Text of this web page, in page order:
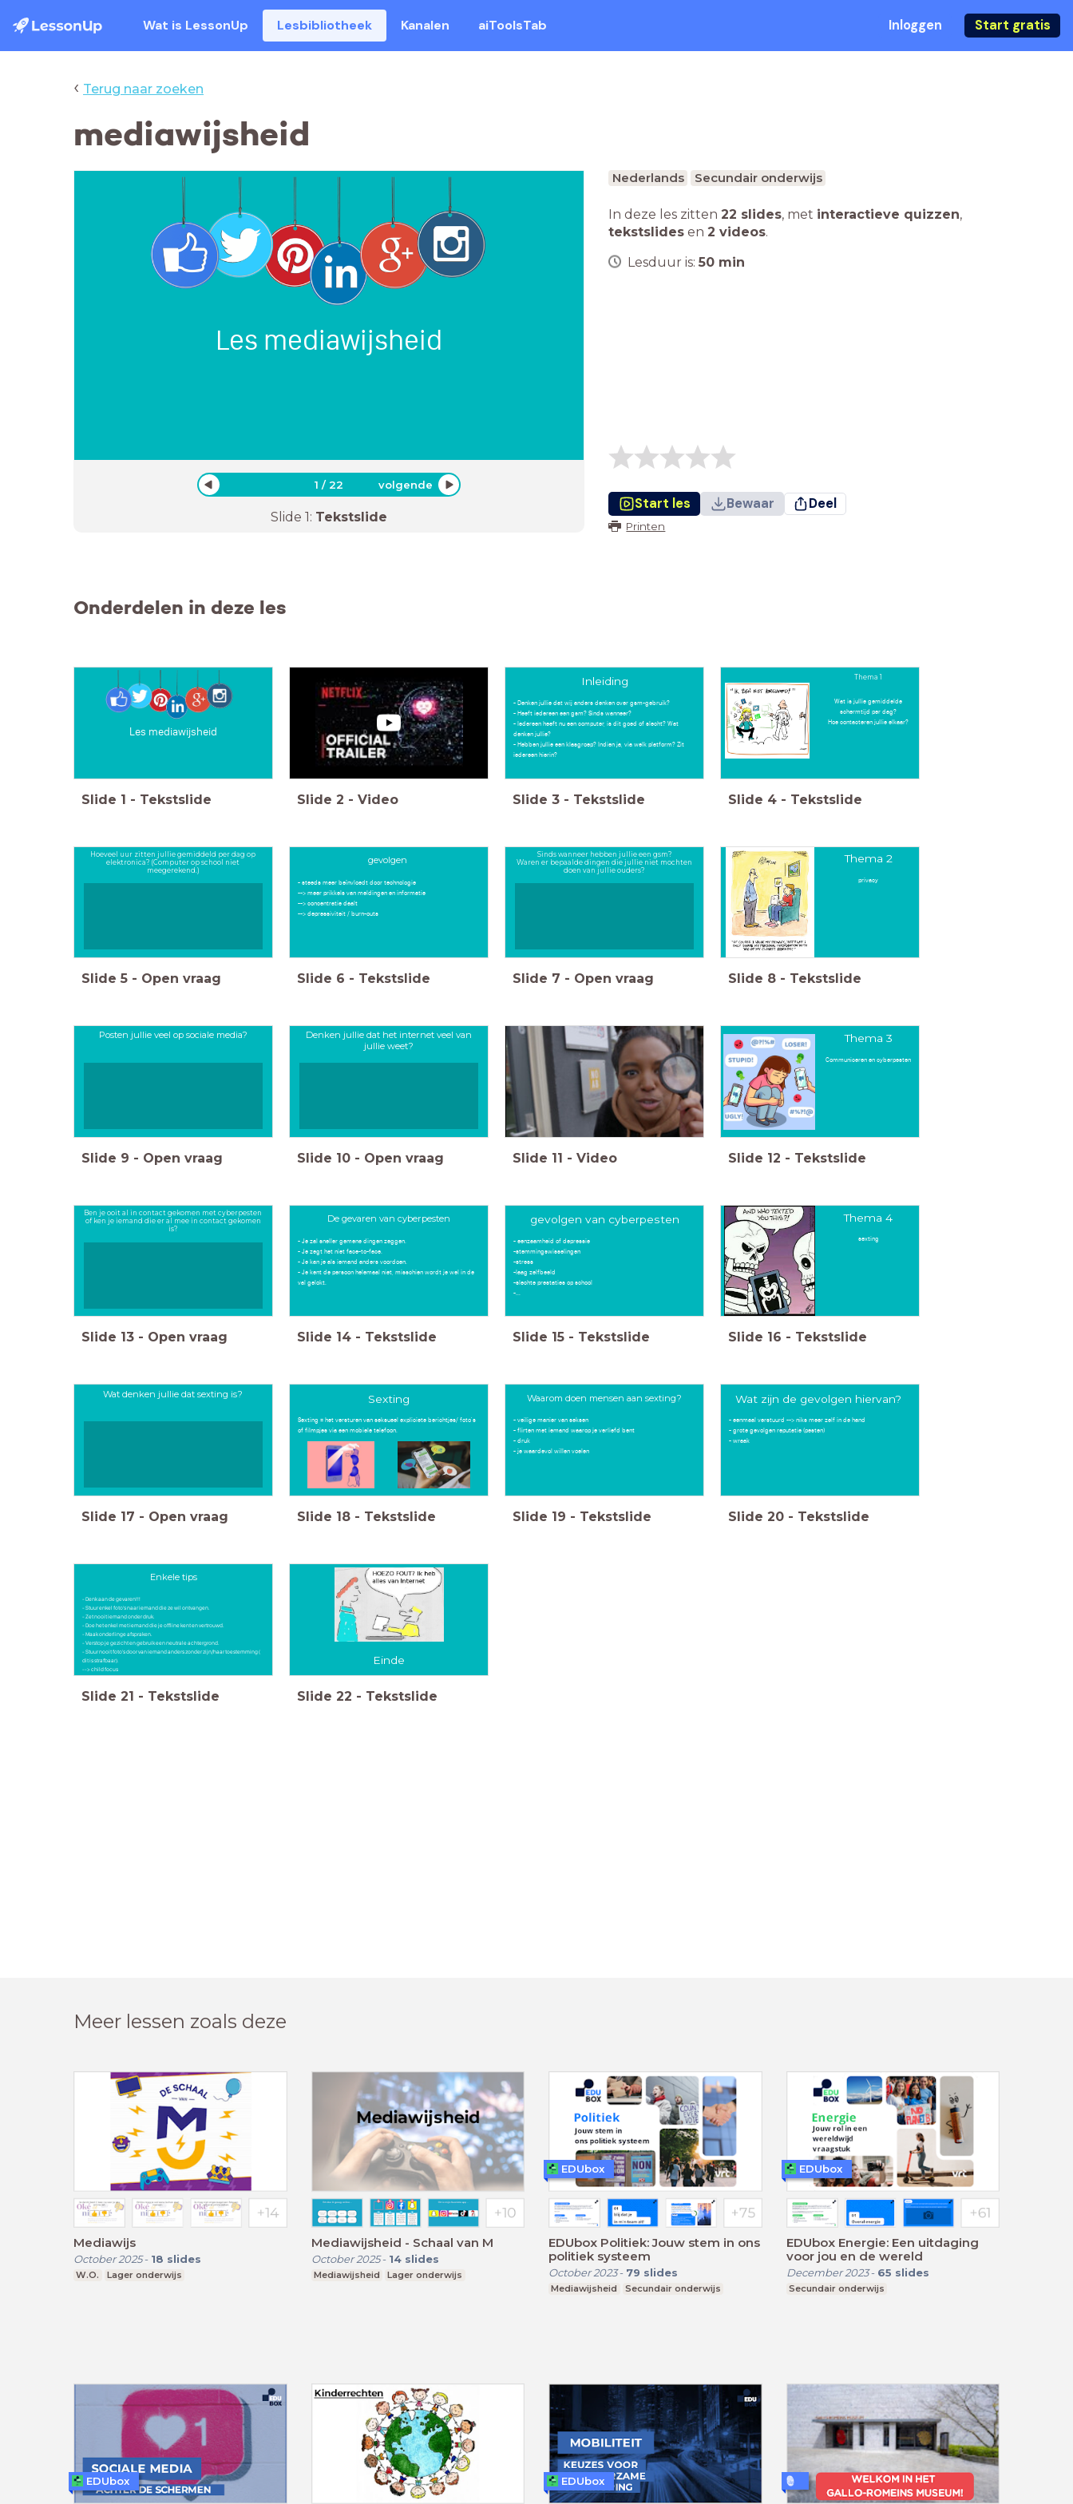
Wat is LessonUp Lesbibliotheek Kanalen aiToolsTab Inloggen Start gratis
‹ Terug naar zoeken
mediawijsheid
Les mediawijsheid
1 /22 volgende
Slide 1: Tekstslide
Nederlands Secundair onderwijs
In deze les zitten 22 slides, met interactieve quizzen,
tekstslides en 2 videos.
Lesduur is: 50 min
Start les Bewaar Deel
Printen
Onderdelen in deze les
Les mediawijsheid
Slide 1 - Tekstslide Slide 2 - Video
Inleiding
- Denken jullie dat wij anders denken over gsm-gebruik?
- Heeft iedereen een gsm? Sinds wanneer?
- Iedereen heeft nu een computer, is dit goed of slecht? Wat
denken jullie?
- Hebben jullie een klasgroep? Indien ja, via welk platform? Zit
iedereen hierin?
Slide 3 - Tekstslide
Thema 1
Wat is jullie gemiddelde
schermtijd per dag?
Hoe contacteren jullie elkaar?
Slide 4 - Tekstslide
Hoeveel uur zitten jullie gemiddeld per dag op
elektronica? (Computer op school niet
meegerekend.)
Slide 5 - Open vraag
gevolgen
- steeds meer beïnvloedt door technologie
--> meer prikkels van meldingen en informatie
--> concentratie daalt
--> depressiviteit / burn-outs
Slide 6 - Tekstslide
Sinds wanneer hebben jullie een gsm?
Waren er bepaalde dingen die jullie niet mochten
doen van jullie ouders?
Slide 7 - Open vraag
Thema 2
privacy
Slide 8 - Tekstslide
Posten jullie veel op sociale media?
Slide 9 - Open vraag
Denken jullie dat het internet veel van
jullie weet?
Slide 10 - Open vraag Slide 11 - Video
Thema 3
Communiceren en cyberpesten
Slide 12 - Tekstslide
Ben je ooit al in contact gekomen met cyberpesten
of ken je iemand die er al mee in contact gekomen
is?
Slide 13 - Open vraag
De gevaren van cyberpesten
- Je zal sneller gemene dingen zeggen.
- Je zegt het niet face-to-face.
- Je kan je als iemand anders voordoen.
- Je kent de persoon helemaal niet, misschien wordt je wel in de
val gelokt.
Slide 14 - Tekstslide
gevolgen van cyberpesten
- eenzaamheid of depressie
-stemmingswisselingen
-stress
-laag zelfbeeld
-slechte prestaties op school
-...
Slide 15 - Tekstslide
Thema 4
sexting
Slide 16 - Tekstslide
Wat denken jullie dat sexting is?
Slide 17 - Open vraag
Sexting
Sexting = het versturen van seksueel expliciete berichtjes/ foto's
of filmpjes via een mobiele telefoon.
Slide 18 - Tekstslide
Waarom doen mensen aan sexting?
- veilige manier van seksen
- flirten met iemand waarop je verliefd bent
- druk
- je waardevol willen voelen
Slide 19 - Tekstslide
Wat zijn de gevolgen hiervan?
- eenmaal verstuurd --> niks meer zelf in de hand
- grote gevolgen reputatie (pesten)
- wraak
Slide 20 - Tekstslide
Enkele tips
- Denk aan de gevaren!!!
- Stuur enkel foto's naar iemand die ze wil ontvangen.
- Zet nooit iemand onder druk.
- Doe het enkel met iemand die je offline kent en vertrouwd.
- Maak onderlinge afspraken.
- Verstop je gezicht en gebruik een neutrale achtergrond.
- Stuur nooit foto's door van iemand anders zonder zijn/haar toestemming (
dit is strafbaar).
--> child focus
Slide 21 - Tekstslide
Einde
Slide 22 - Tekstslide
Meer lessen zoals deze
Mediawijs
October 2025- 18 slides
W.O. Lager onderwijs
Mediawijsheid - Schaal van M
October 2025- 14 slides
Mediawijsheid Lager onderwijs
EDUbox Politiek: Jouw stem in ons
politiek systeem
October 2023- 79 slides
Mediawijsheid Secundair onderwijs
EDUbox
EDUbox Energie: Een uitdaging
voor jou en de wereld
December 2023- 65 slides
Secundair onderwijs
EDUbox
EDUbox EDUbox